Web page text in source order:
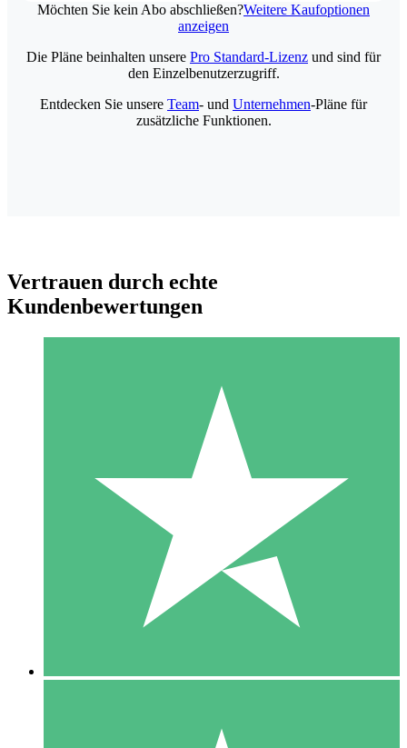
Möchten Sie kein Abo abschließen?Weitere Kaufoptionen
anzeigen
Individuelle Credit-Pakete
Zahlen Sie nach Bedarf mit Download-Credits. Keine
monatliche Verpflichtung erforderlich.
10 00
10 Downloads
Die Pläne beinhalten unsere Pro Standard-Lizenz und sind für
den Einzelbenutzerzugriff.
Entdecken Sie unsere Team- und Unternehmen-Pläne für
zusätzliche Funktionen.
Vertrauen durch echte
Kundenbewertungen